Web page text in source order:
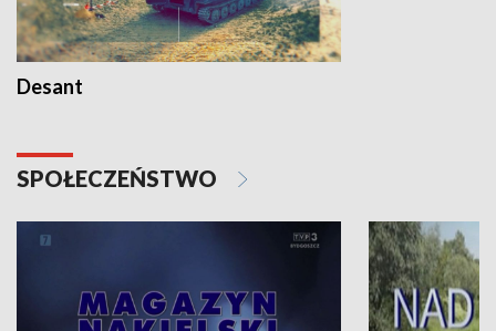
Desant
SPOŁECZEŃSTWO